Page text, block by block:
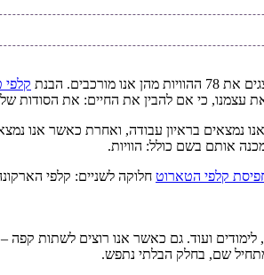
קלפי
את עצמנו, כי אם להבין את החיים: את
נמצאים בראיון עבודה, ואחרת כאשר אנו
אותם בשם כולל: הוויות.
קלפי הטארוט חלוקה לשניים: קלפי
ועוד. גם כאשר אנו רוצים לשתות
מתחיל שם, בחלק הבלתי נתפש.